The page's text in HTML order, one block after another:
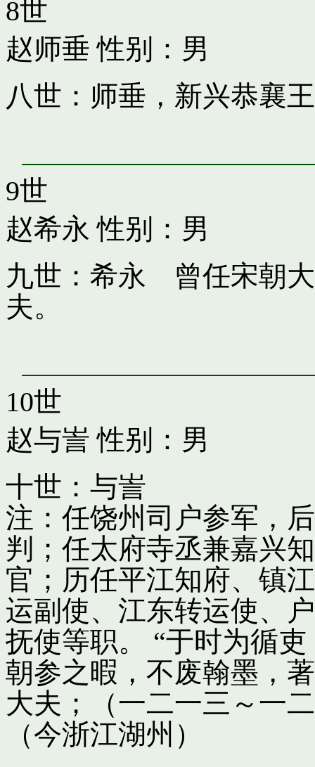
8世
赵师垂 性别：男
八世：师垂，新兴恭襄王
9世
赵希永 性别：男
九世：希永 曾任宋朝
夫。
10世
赵与訔 性别：男
十世：与訔
注：任饶州司户参军，
判；任太府寺丞兼嘉兴
官；历任平江知府、镇
运副使、江东转运使、
抚使等职。 “于时为循
朝参之暇，不废翰墨，
大夫；（一二一三～一
（今浙江湖州）